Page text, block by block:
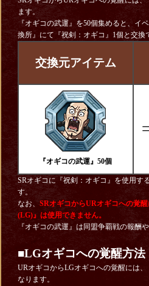
ます。
『オギコの武運』を50個集めると、イ
換所』にて『祝剣：オギコ』1個と交換
交換元アイテム
『オギコの武運』50個
SRオギコに『祝剣：オギコ』を使用す
す。
なお、 SRオギコからURオギコへの覚
(LG)』は使用できません。
『オギコの武運』は同盟争覇戦の報酬
■LGオギコへの覚醒方法
URオギコからLGオギコへの覚醒には、
なります。